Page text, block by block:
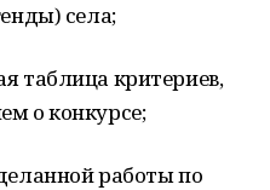
села;
таблица критериев,
о конкурсе;
работы по